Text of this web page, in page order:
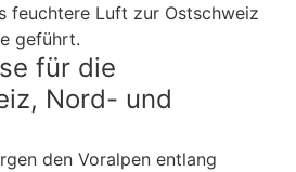
feuchtere Luft zur Ostschweiz
geführt.
für die
Nord- und
den Voralpen entlang